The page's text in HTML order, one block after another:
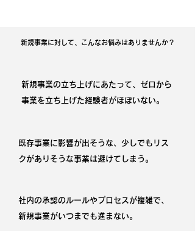
新規事業に対して、こんなお悩みはありませんか？
​新規事業の立ち上げにあたって、ゼロから
事業を立ち上げた経験者がほぼいない。
既存事業に影響が出そうな、少しでもリス
クがありそうな事業は避けてしまう。
社内の承認のルールやプロセスが複雑で、
新規事業がいつまでも進まない。